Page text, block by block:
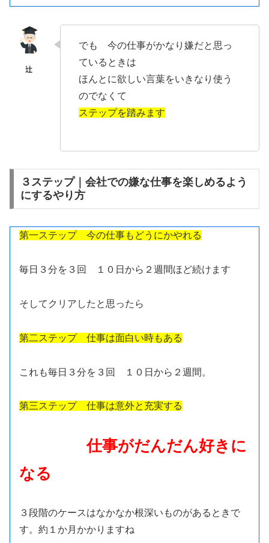
でも 今の仕事がかなり嫌だと思っ
ているときは
ほんとに欲しい言葉をいきなり使う
のでなくて
ステップを踏みます
３ステップ｜会社での嫌な仕事を楽しめるよう
にするやり方
第一ステップ 今の仕事もどうにかやれる
毎日３分を３回 １０日から２週間ほど続けます
そしてクリアしたと思ったら
第二ステップ 仕事は面白い時もある
これも毎日３分を３回 １０日から２週間。
第三ステップ 仕事は意外と充実する
仕事がだんだん好きに
なる
３段階のケースはなかなか根深いものがあるときで
す。約１か月かかりますね